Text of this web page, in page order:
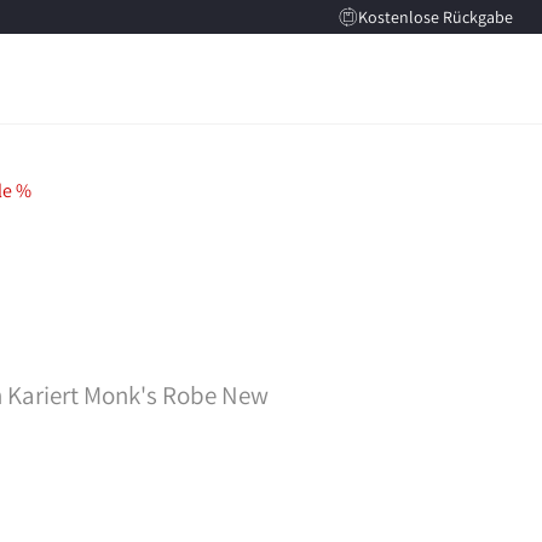
Kostenlose Rückgabe
%
Monk's Robe New